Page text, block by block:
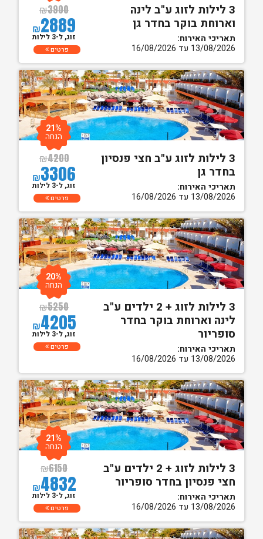
3 לילות לזוג ע"ב לינה
וארוחת בוקר בחדר גן
תאריכי האירוח:
13/08/2026 עד 16/08/2026
₪3900
₪2889
זוג, ל-3 לילות
פרטים
3 לילות לזוג ע"ב חצי פנסיון
בחדר גן
תאריכי האירוח:
13/08/2026 עד 16/08/2026
₪4200
₪3306
21%
הנחה
זוג, ל-3 לילות
פרטים
3 לילות לזוג + 2 ילדים ע"ב
לינה וארוחת בוקר בחדר
סופריור
תאריכי האירוח:
13/08/2026 עד 16/08/2026
₪5250
₪4205
20%
הנחה
זוג, ל-3 לילות
פרטים
3 לילות לזוג + 2 ילדים ע"ב
חצי פנסיון בחדר סופריור
תאריכי האירוח:
13/08/2026 עד 16/08/2026
₪6150
₪4832
21%
הנחה
זוג, ל-3 לילות
פרטים